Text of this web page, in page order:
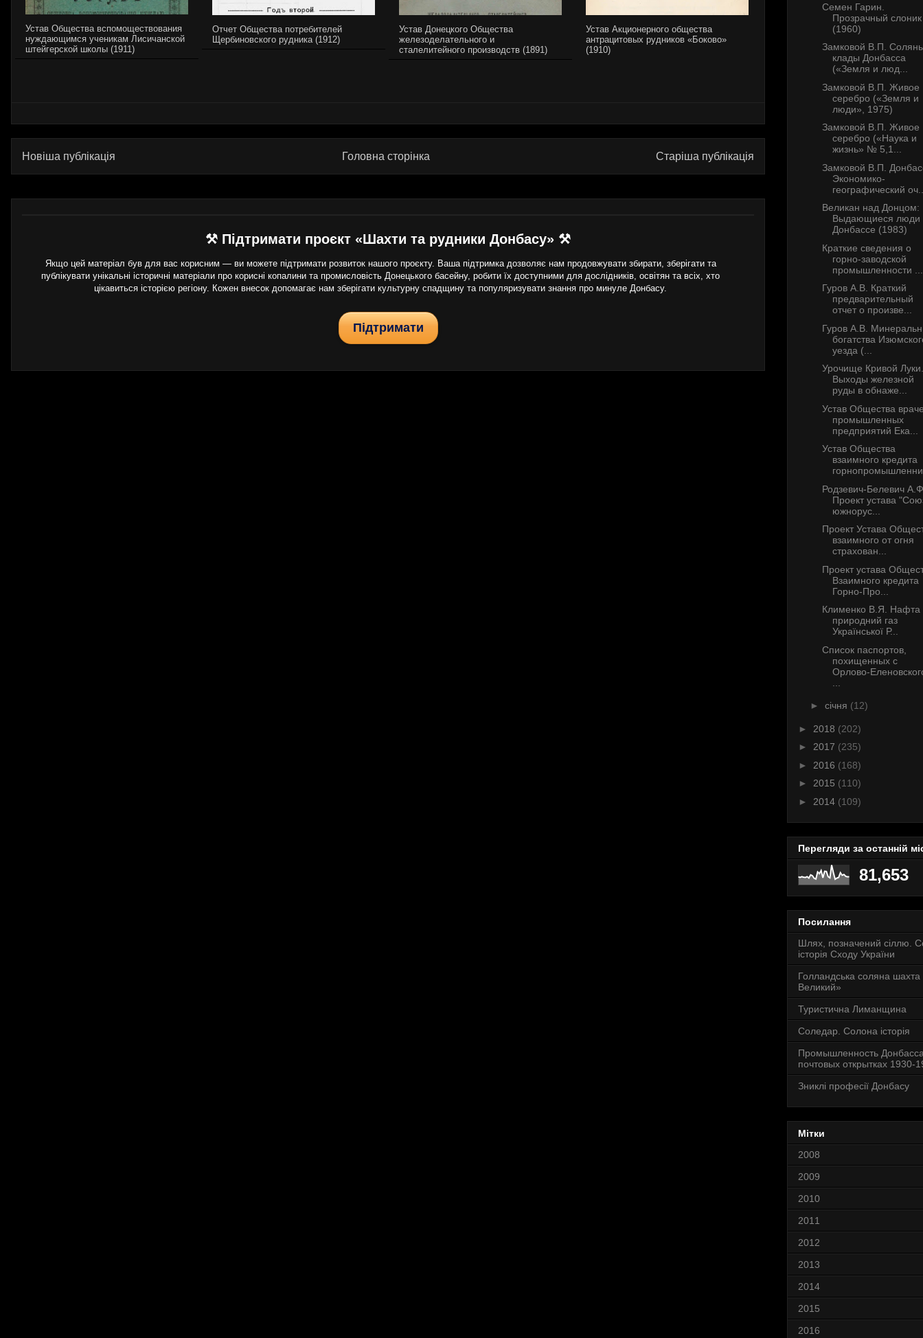
Устав Общества вспомоществования
нуждающимся ученикам Лисичанской
штейгерской школы (1911)
Отчет Общества потребителей
Щербиновского рудника (1912)
Устав Донецкого Общества
железоделательного и
сталелитейного производств (1891)
Устав Акционерного общества
антрацитовых рудников «Боково»
(1910)
Новіша публікація Старіша публікація
Головна сторінка
⚒ Підтримати проєкт «Шахти та рудники Донбасу» ⚒
Якщо цей матеріал був для вас корисним — ви можете підтримати розвиток нашого проєкту. Ваша підтримка дозволяє нам продовжувати збирати, зберігати та
публікувати унікальні історичні матеріали про корисні копалини та промисловість Донецького басейну, робити їх доступними для дослідників, освітян та всіх, хто
цікавиться історією регіону. Кожен внесок допомагає нам зберігати культурну спадщину та популяризувати знання про минуле Донбасу.
Підтримати
Семен Гарин.
Прозрачный слоник
(1960)
Замковой В.П.
клады Донбасса
(«Земля и люд...
Замковой В.П. Живое
серебро («Земля и
люди», 1975)
Замковой В.П. Живое
серебро («Наука и
жизнь» № 5,1...
Замковой В.П.
Экономико-
географический
Великан над Донцом:
Выдающиеся люди
Донбассе (1983)
Краткие сведения о
горно-заводской
промышленности ...
Гуров А.В. Краткий
предварительный
отчет о произве...
Гуров А.В.
богатства
уезда (...
Урочище Кривой Луки.
Выходы железной
руды в обнаже...
Устав Общества
промышленных
предприятий Ека...
Устав Общества
взаимного кредита
Родзевич-Белевич
Проект устава
южнорус...
Проект Устава
взаимного от огня
страхован...
Проект устава
Взаимного кредита
Горно-Про...
Клименко В.Я. Нафта
природний газ
Української Р...
Список паспортов,
похищенных с
Орлово-
► січня (12)
► 2018 (202)
► 2017 (235)
► 2016 (168)
► 2015 (110)
► 2014 (109)
Перегляди за останній
81,653
Посилання
Шлях, позначений сіллю.
історія Сходу України
Голландська соляна
Великий»
Туристична Лиманщина
Соледар. Солона історія
Промышленность
почтовых открытках 1930-
Зниклі професії Донбасу
Мітки
2008
2009
2010
2011
2012
2013
2014
2015
2016